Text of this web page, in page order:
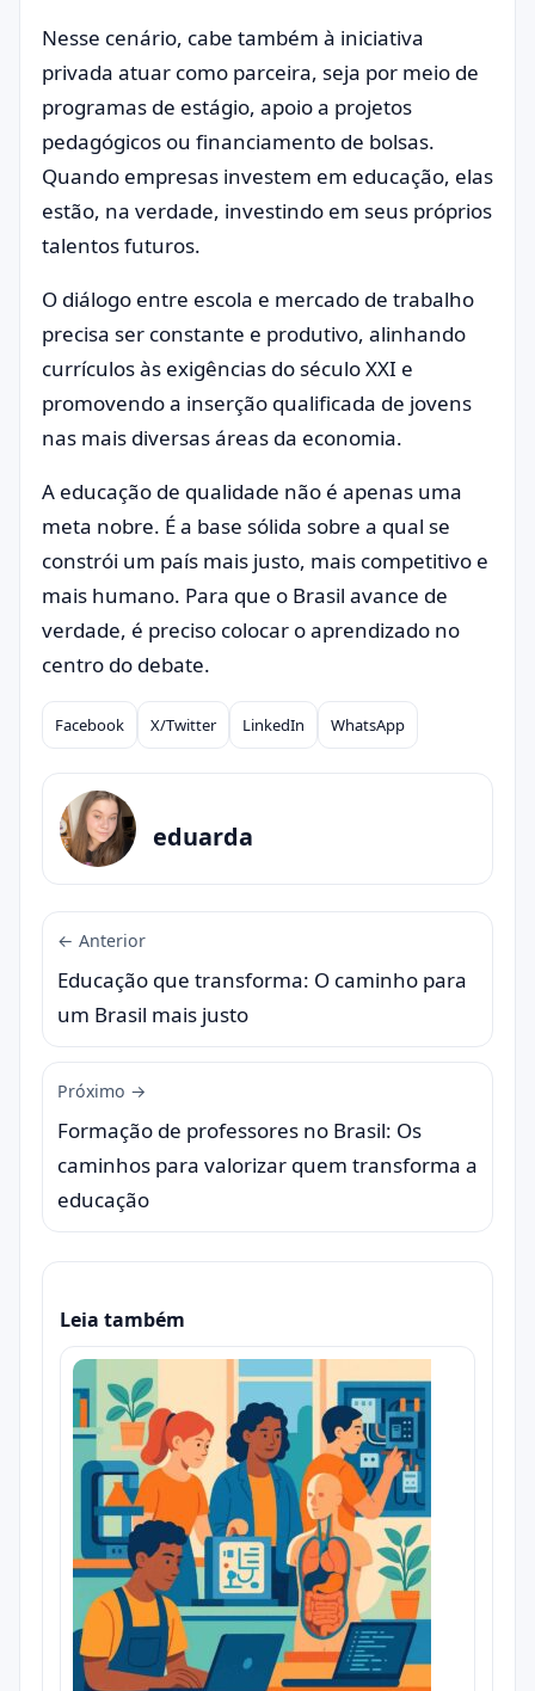
Nesse cenário, cabe também à iniciativa
privada atuar como parceira, seja por meio de
programas de estágio, apoio a projetos
pedagógicos ou financiamento de bolsas.
Quando empresas investem em educação, elas
estão, na verdade, investindo em seus próprios
talentos futuros.
O diálogo entre escola e mercado de trabalho
precisa ser constante e produtivo, alinhando
currículos às exigências do século XXI e
promovendo a inserção qualificada de jovens
nas mais diversas áreas da economia.
A educação de qualidade não é apenas uma
meta nobre. É a base sólida sobre a qual se
constrói um país mais justo, mais competitivo e
mais humano. Para que o Brasil avance de
verdade, é preciso colocar o aprendizado no
centro do debate.
Compartilhar
Facebook X/Twitter LinkedIn WhatsApp
eduarda
← Anterior
Educação que transforma: O caminho para
um Brasil mais justo
Próximo →
Formação de professores no Brasil: Os
caminhos para valorizar quem transforma a
educação
Leia também